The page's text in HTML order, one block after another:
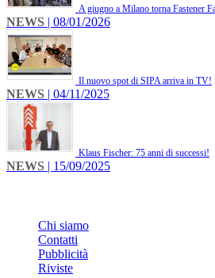
A giugno a Milano torna Fastener
NEWS | 08/01/2026
Il nuovo spot di SIPA arriva in TV!
NEWS | 04/11/2025
Klaus Fischer: 75 anni di successi!
NEWS | 15/09/2025
Chi siamo
Contatti
Pubblicità
Riviste